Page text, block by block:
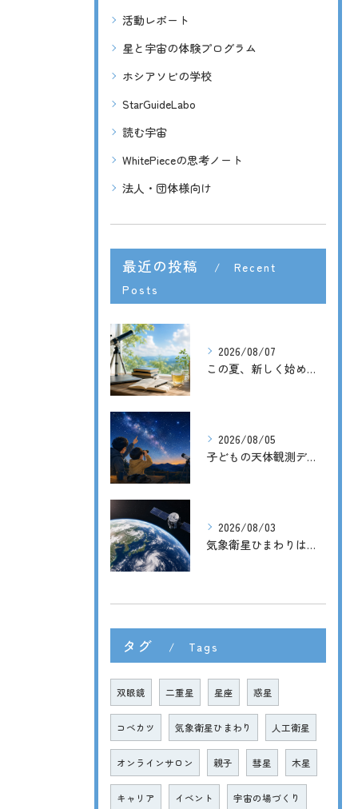
活動レポート
星と宇宙の体験プログラム
ホシアソビの学校
StarGuideLabo
読む宇宙
WhitePieceの思考ノート
法人・団体様向け
最近の投稿
Recent
Posts
2026/08/07
この夏、新しく始めた3つのこと
2026/08/05
子どもの天体観測デビューに。天体望遠鏡の前に双眼鏡がおすすめな理由
2026/08/03
気象衛星ひまわりは災害時にどう役立つ？宇宙から届く天気予報の力
タグ Tags
双眼鏡 二重星 星座 惑星
コベカツ 気象衛星ひまわり 人工衛星
オンラインサロン 親子 彗星 木星
キャリア イベント 宇宙の場づくり